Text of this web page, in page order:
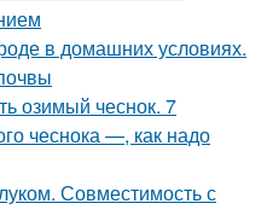
в домашних условиях.
озимый чеснок. 7
чеснока —, как надо
Совместимость с